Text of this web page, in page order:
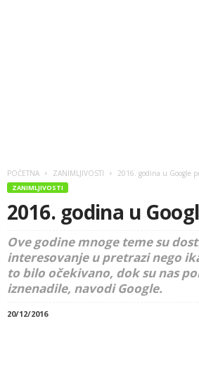
POČETNA ZANIMLJIVOSTI 2016. godina u Google
ZANIMLJIVOSTI
2016. godina u
Ove godine mnoge teme su
interesovanje u pretrazi nego
to bilo očekivano, dok su nas
iznenadile, navodi Google.
20/12/2016